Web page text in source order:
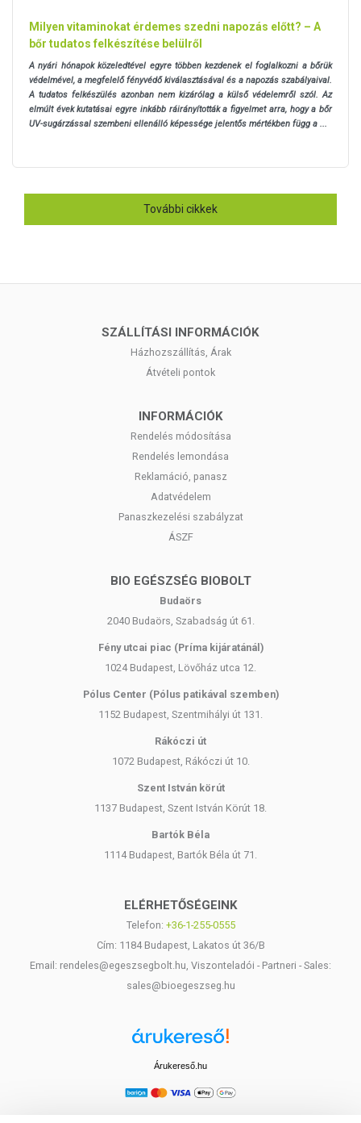
Milyen vitaminokat érdemes szedni napozás előtt? – A
bőr tudatos felkészítése belülről
A nyári hónapok közeledtével egyre többen kezdenek el foglalkozni a bőrük
védelmével, a megfelelő fényvédő kiválasztásával és a napozás szabályaival.
A tudatos felkészülés azonban nem kizárólag a külső védelemről szól. Az
elmúlt évek kutatásai egyre inkább ráirányították a figyelmet arra, hogy a bőr
UV-sugárzással szembeni ellenálló képessége jelentős mértékben függ a ...
További cikkek
SZÁLLÍTÁSI INFORMÁCIÓK
Házhozszállítás, Árak
Átvételi pontok
INFORMÁCIÓK
Rendelés módosítása
Rendelés lemondása
Reklamáció, panasz
Adatvédelem
Panaszkezelési szabályzat
ÁSZF
BIO EGÉSZSÉG BIOBOLT
Budaörs
2040 Budaörs, Szabadság út 61.
Fény utcai piac (Príma kijáratánál)
1024 Budapest, Lövőház utca 12.
Pólus Center (Pólus patikával szemben)
1152 Budapest, Szentmihályi út 131.
Rákóczi út
1072 Budapest, Rákóczi út 10.
Szent István körút
1137 Budapest, Szent István Körút 18.
Bartók Béla
1114 Budapest, Bartók Béla út 71.
ELÉRHETŐSÉGEINK
Telefon: +36-1-255-0555
Cím: 1184 Budapest, Lakatos út 36/B
Email: rendeles@egeszsegbolt.hu, Viszonteladói - Partneri - Sales:
sales@bioegeszseg.hu
Árukereső.hu